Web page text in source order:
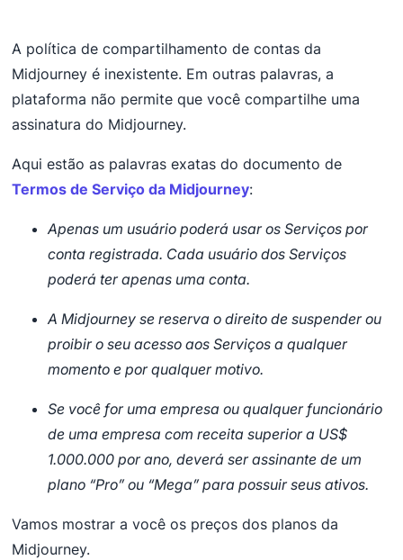
A política de compartilhamento de contas da
Midjourney é inexistente. Em outras palavras, a
plataforma não permite que você compartilhe uma
assinatura do Midjourney.
Aqui estão as palavras exatas do documento de
Termos de Serviço da Midjourney:
Apenas um usuário poderá usar os Serviços por
conta registrada. Cada usuário dos Serviços
poderá ter apenas uma conta.
A Midjourney se reserva o direito de suspender ou
proibir o seu acesso aos Serviços a qualquer
momento e por qualquer motivo.
Se você for uma empresa ou qualquer funcionário
de uma empresa com receita superior a US$
1.000.000 por ano, deverá ser assinante de um
plano “Pro” ou “Mega” para possuir seus ativos.
Vamos mostrar a você os preços dos planos da
Midjourney.